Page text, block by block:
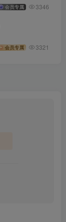
会员专属 3346
会员专属 3321